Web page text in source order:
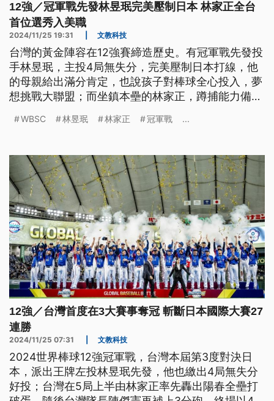
12強／冠軍戰先發林昱珉完美壓制日本 林家正全台
首位選秀入美職
2024/11/25 19:31 文教科技
台灣的黃金陣容在12強賽締造歷史。有冠軍戰先發投
手林昱珉，主投4局無失分，完美壓制日本打線，他
的母親給出滿分肯定，也說孩子對棒球全心投入，夢
想挑戰大聯盟；而坐鎮本壘的林家正，蹲捕能力備受
選秀會進入美職的球員。
WBSC 林昱珉 林家正 冠軍戰 ...
12強／台灣首度在3大賽事奪冠 斬斷日本國際大賽27
連勝
2024/11/25 07:31 文教科技
2024世界棒球12強冠軍戰，台灣本屆第3度對決日
本，派出王牌左投林昱珉先發，他也繳出4局無失分
好投；台灣在5局上半由林家正率先轟出陽春全壘打